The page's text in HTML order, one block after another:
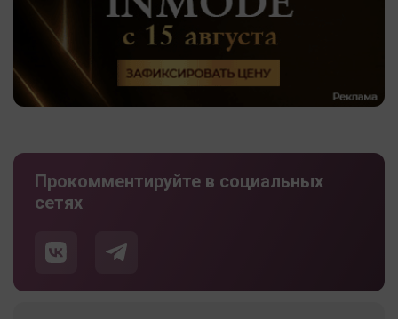
Прокомментируйте в социальных
сетях